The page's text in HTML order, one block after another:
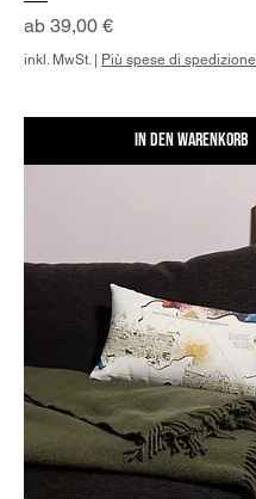
ab 39,00 €
Sale-Preis
inkl. MwSt. | Più spese di spedizione
In den Warenkorb